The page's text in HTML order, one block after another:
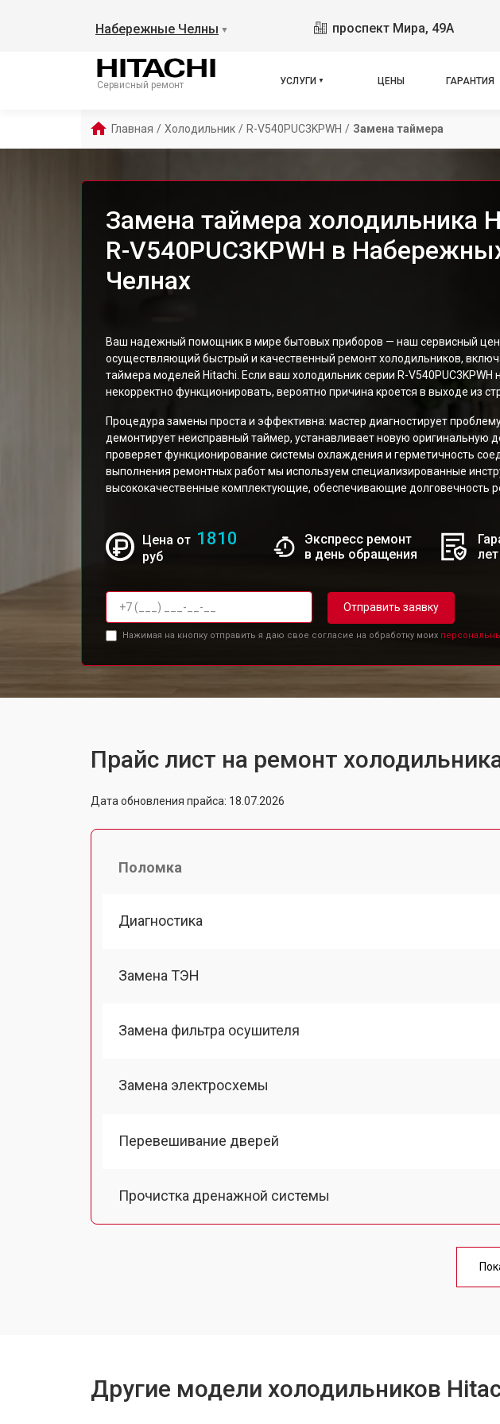
Набережные Челны ▼ проспект Мира, 49А
Сервисный ремонт УСЛУГИ ЦЕНЫ ГАРАНТИЯ
Главная / Холодильник / R-V540PUC3KPWH / Замена таймера
Замена таймера холодильника
R-V540PUC3KPWH в
Челнах
Ваш надежный помощник в мире бытовых приборов — наш сервисный
осуществляющий быстрый и качественный ремонт холодильников,
таймера моделей Hitachi. Если ваш холодильник серии R-V540PUC3KPWH
некорректно функционировать, вероятно причина кроется в выходе из
Процедура замены проста и эффективна: мастер диагностирует
демонтирует неисправный таймер, устанавливает новую оригинальную
проверяет функционирование системы охлаждения и герметичность
выполнения ремонтных работ мы используем специализированные
высококачественные комплектующие, обеспечивающие долговечность
Цена от 1810
руб
Экспресс ремонт
в день обращения
лет
Отправить заявку
Нажимая на кнопку отправить я даю свое согласие на обработку моих
Прайс лист на ремонт
Дата обновления прайса: 18.07.2026
Поломка
Диагностика
Замена ТЭН
Замена фильтра осушителя
Замена электросхемы
Перевешивание дверей
Прочистка дренажной системы
Другие модели холодильников